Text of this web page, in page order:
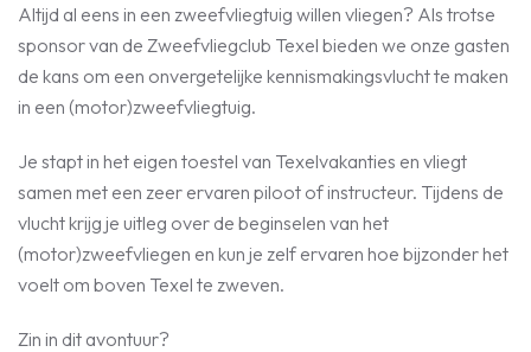
Altijd al eens in een zweefvliegtuig willen vliegen? Als trotse
sponsor van de Zweefvliegclub Texel bieden we onze gasten
de kans om een onvergetelijke kennismakingsvlucht te maken
in een (motor)zweefvliegtuig.
Je stapt in het eigen toestel van Texelvakanties en vliegt
samen met een zeer ervaren piloot of instructeur. Tijdens de
vlucht krijg je uitleg over de beginselen van het
(motor)zweefvliegen en kun je zelf ervaren hoe bijzonder het
voelt om boven Texel te zweven.
Zin in dit avontuur?